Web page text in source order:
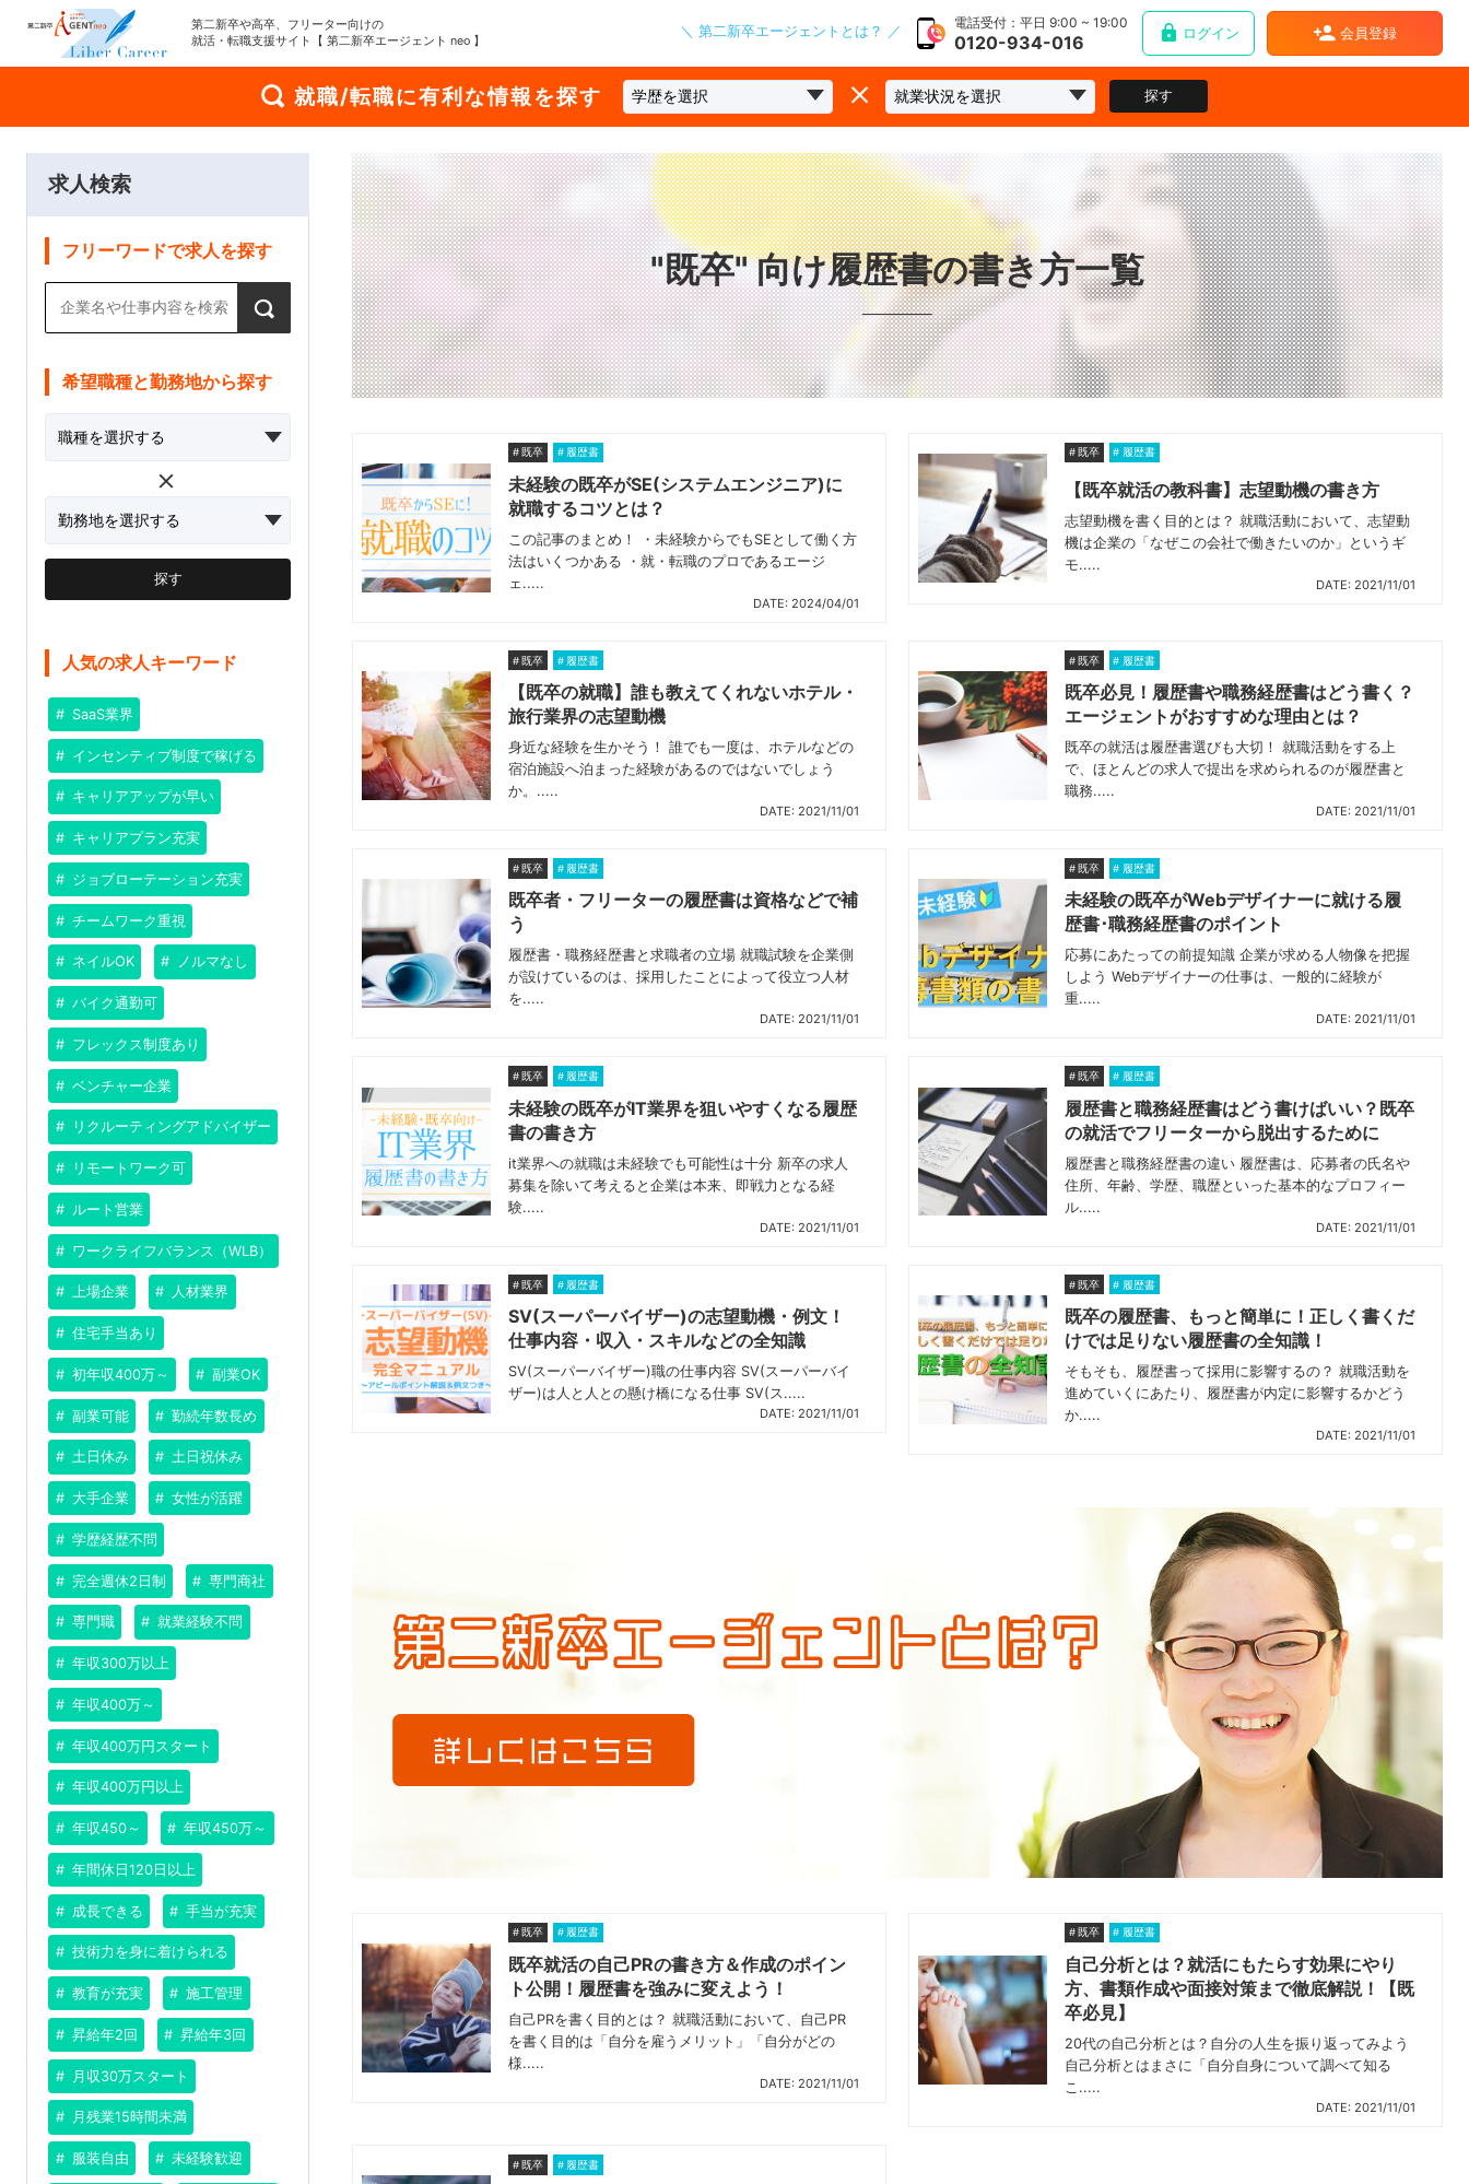
第二新卒や高卒、フリーター向けの
就活・転職支援サイト【 第二新卒エージェント neo 】
＼ 第二新卒エージェントとは？ ／ 電話受付：平日 9:00 ~ 19:00
0120-934-016 ログイン 会員登録
就職/転職に有利な情報を探す 探す
求人検索
フリーワードで求人を探す
希望職種と勤務地から探す
探す
人気の求人キーワード
SaaS業界
インセンティブ制度で稼げる
キャリアアップが早い
キャリアプラン充実
ジョブローテーション充実
チームワーク重視
ネイルOK ノルマなし
バイク通勤可
フレックス制度あり
ベンチャー企業
リクルーティングアドバイザー
リモートワーク可
ルート営業
ワークライフバランス（WLB）
上場企業 人材業界
住宅手当あり
初年収400万～ 副業OK
副業可能 勤続年数長め
土日休み 土日祝休み
大手企業 女性が活躍
学歴経歴不問
完全週休2日制 専門商社
専門職 就業経験不問
年収300万以上
年収400万～
年収400万円スタート
年収400万円以上
年収450～ 年収450万～
年間休日120日以上
成長できる 手当が充実
技術力を身に着けられる
教育が充実 施工管理
昇給年2回 昇給年3回
月収30万スタート
月残業15時間未満
服装自由 未経験歓迎
"既卒" 向け履歴書の書き方一覧
既卒 履歴書
未経験の既卒がSE(システムエンジニア)に
就職するコツとは？
この記事のまとめ！ ・未経験からでもSEとして働く方
法はいくつかある ・就・転職のプロであるエージ
ェ.....
DATE: 2024/04/01
既卒 履歴書
【既卒就活の教科書】志望動機の書き方
志望動機を書く目的とは？ 就職活動において、志望動
機は企業の「なぜこの会社で働きたいのか」というギ
モ.....
DATE: 2021/11/01
既卒 履歴書
【既卒の就職】誰も教えてくれないホテル・
旅行業界の志望動機
身近な経験を生かそう！ 誰でも一度は、ホテルなどの
宿泊施設へ泊まった経験があるのではないでしょう
か。.....
DATE: 2021/11/01
既卒 履歴書
既卒必見！履歴書や職務経歴書はどう書く？
エージェントがおすすめな理由とは？
既卒の就活は履歴書選びも大切！ 就職活動をする上
で、ほとんどの求人で提出を求められるのが履歴書と
職務.....
DATE: 2021/11/01
既卒 履歴書
既卒者・フリーターの履歴書は資格などで補
う
履歴書・職務経歴書と求職者の立場 就職試験を企業側
が設けているのは、採用したことによって役立つ人材
を.....
DATE: 2021/11/01
既卒 履歴書
未経験の既卒がWebデザイナーに就ける履
歴書･職務経歴書のポイント
応募にあたっての前提知識 企業が求める人物像を把握
しよう Webデザイナーの仕事は、一般的に経験が
重.....
DATE: 2021/11/01
既卒 履歴書
未経験の既卒がIT業界を狙いやすくなる履歴
書の書き方
it業界への就職は未経験でも可能性は十分 新卒の求人
募集を除いて考えると企業は本来、即戦力となる経
験.....
DATE: 2021/11/01
既卒 履歴書
履歴書と職務経歴書はどう書けばいい？既卒
の就活でフリーターから脱出するために
履歴書と職務経歴書の違い 履歴書は、応募者の氏名や
住所、年齢、学歴、職歴といった基本的なプロフィー
ル.....
DATE: 2021/11/01
既卒 履歴書
SV(スーパーバイザー)の志望動機・例文！
仕事内容・収入・スキルなどの全知識
SV(スーパーバイザー)職の仕事内容 SV(スーパーバイ
ザー)は人と人との懸け橋になる仕事 SV(ス.....
DATE: 2021/11/01
既卒 履歴書
既卒の履歴書、もっと簡単に！正しく書くだ
けでは足りない履歴書の全知識！
そもそも、履歴書って採用に影響するの？ 就職活動を
進めていくにあたり、履歴書が内定に影響するかどう
か.....
DATE: 2021/11/01
既卒 履歴書
既卒就活の自己PRの書き方＆作成のポイン
ト公開！履歴書を強みに変えよう！
自己PRを書く目的とは？ 就職活動において、自己PR
を書く目的は「自分を雇うメリット」「自分がどの
様.....
DATE: 2021/11/01
既卒 履歴書
自己分析とは？就活にもたらす効果にやり
方、書類作成や面接対策まで徹底解説！【既
卒必見】
20代の自己分析とは？自分の人生を振り返ってみよう
自己分析とはまさに「自分自身について調べて知る
こ.....
DATE: 2021/11/01
既卒 履歴書